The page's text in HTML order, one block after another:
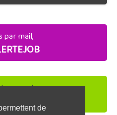
de
par mail,
recruteurs,
CV